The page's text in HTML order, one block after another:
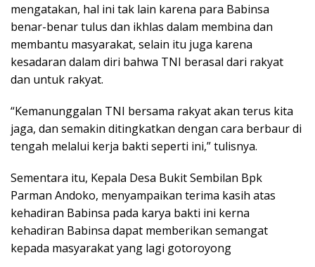
mengatakan, hal ini tak lain karena para Babinsa
benar-benar tulus dan ikhlas dalam membina dan
membantu masyarakat, selain itu juga karena
kesadaran dalam diri bahwa TNI berasal dari rakyat
dan untuk rakyat.
“Kemanunggalan TNI bersama rakyat akan terus kita
jaga, dan semakin ditingkatkan dengan cara berbaur di
tengah melalui kerja bakti seperti ini,” tulisnya.
Sementara itu, Kepala Desa Bukit Sembilan Bpk
Parman Andoko, menyampaikan terima kasih atas
kehadiran Babinsa pada karya bakti ini kerna
kehadiran Babinsa dapat memberikan semangat
kepada masyarakat yang lagi gotoroyong